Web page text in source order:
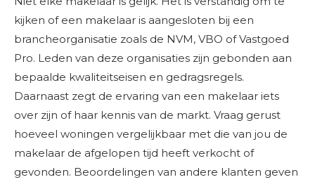
kijken of een makelaar is aangesloten bij een
brancheorganisatie zoals de NVM, VBO of Vastgoed
Pro. Leden van deze organisaties zijn gebonden aan
bepaalde kwaliteitseisen en gedragsregels.
Daarnaast zegt de ervaring van een makelaar iets
over zijn of haar kennis van de markt. Vraag gerust
hoeveel woningen vergelijkbaar met die van jou de
makelaar de afgelopen tijd heeft verkocht of
gevonden. Beoordelingen van andere klanten geven